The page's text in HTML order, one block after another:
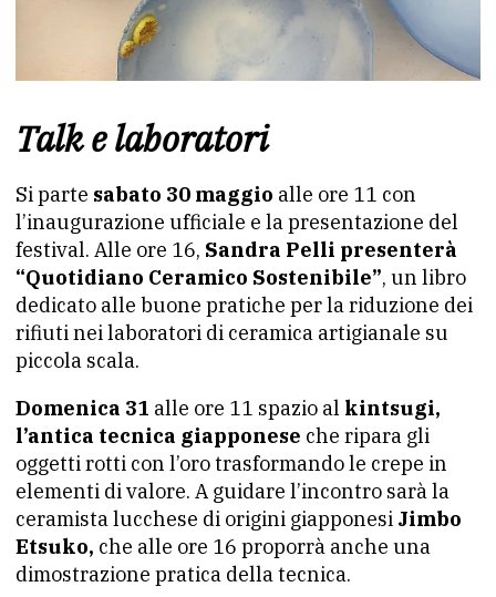
Talk e laboratori
Si parte sabato 30 maggio alle ore 11 con
l’inaugurazione ufficiale e la presentazione del
festival. Alle ore 16, Sandra Pelli presenterà
“Quotidiano Ceramico Sostenibile”, un libro
dedicato alle buone pratiche per la riduzione dei
rifiuti nei laboratori di ceramica artigianale su
piccola scala.
Domenica 31 alle ore 11 spazio al kintsugi,
l’antica tecnica giapponese che ripara gli
oggetti rotti con l’oro trasformando le crepe in
elementi di valore. A guidare l’incontro sarà la
ceramista lucchese di origini giapponesi Jimbo
Etsuko, che alle ore 16 proporrà anche una
dimostrazione pratica della tecnica.